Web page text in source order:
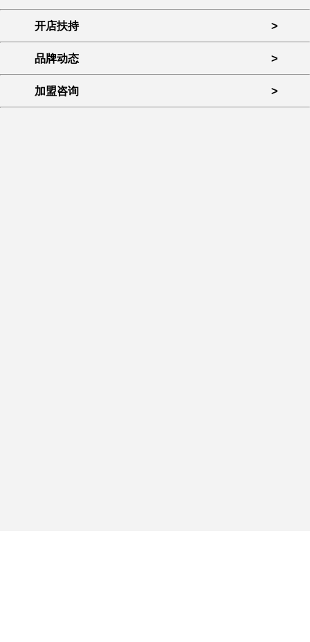
开店扶持 >
品牌动态 >
加盟咨询 >